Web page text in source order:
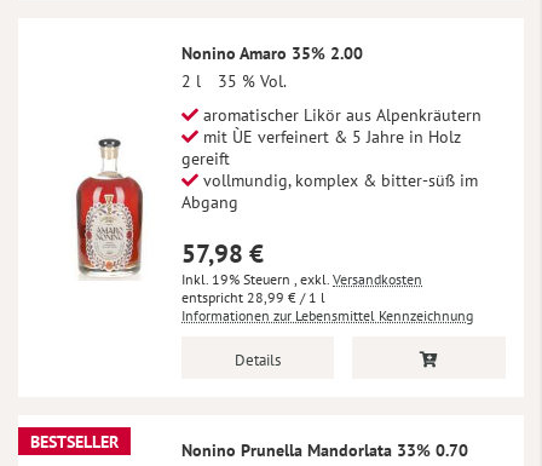
Nonino Amaro 35% 2.00
2 l
35 % Vol.
aromatischer Likör aus Alpenkräutern
mit ÙE verfeinert & 5 Jahre in Holz
gereift
vollmundig, komplex & bitter-süß im
Abgang
57,98 €
Inkl. 19% Steuern , exkl. Versandkosten
28,99 € / 1 l
Informationen zur Lebensmittel Kennzeichnung
Details
BESTSELLER
Nonino Prunella Mandorlata 33% 0.70